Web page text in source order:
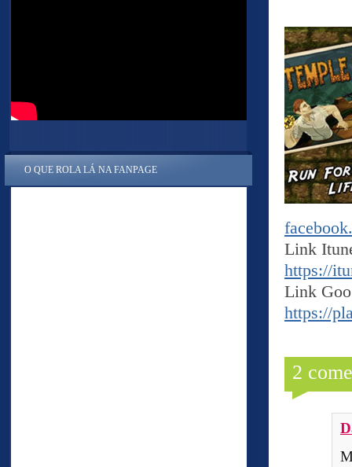
Link
https://
Link
https://
2
O QUE ROLA LÁ NA FANPAGE